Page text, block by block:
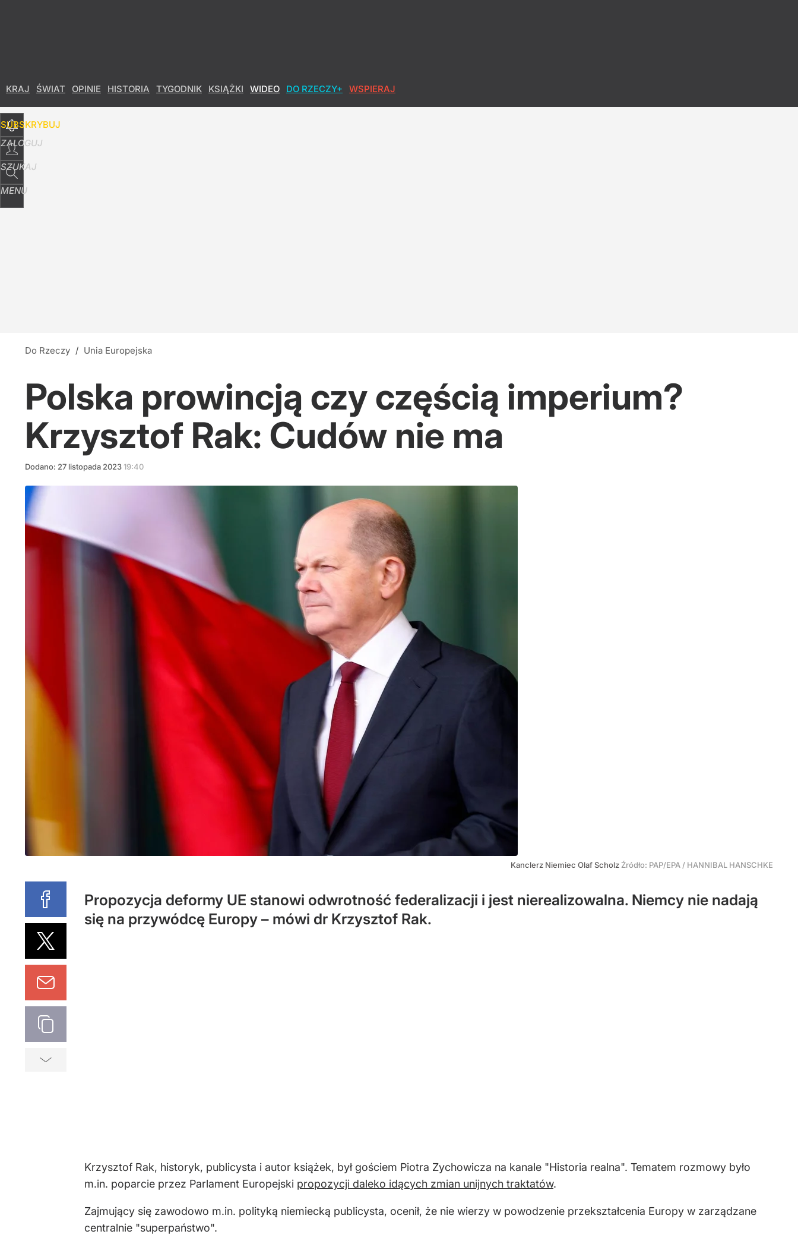
KRAJ ŚWIAT OPINIE HISTORIA TYGODNIK KSIĄŻKI WIDEO DO RZECZY+ WSPIERAJ
SUBSKRYBUJ
ZALOGUJ
SZUKAJ
MENU
Do Rzeczy / Unia Europejska
Polska prowincją czy częścią imperium?
Krzysztof Rak: Cudów nie ma
Dodano: 27 listopada 202319:40
Kanclerz Niemiec Olaf Scholz Źródło: PAP/EPA / HANNIBAL HANSCHKE
Propozycja deformy UE stanowi odwrotność federalizacji i jest nierealizowalna. Niemcy nie nadają
się na przywódcę Europy – mówi dr Krzysztof Rak.
Krzysztof Rak, historyk, publicysta i autor książek, był gościem Piotra Zychowicza na kanale "Historia realna". Tematem rozmowy było
m.in. poparcie przez Parlament Europejski propozycji daleko idących zmian unijnych traktatów.
Zajmujący się zawodowo m.in. polityką niemiecką publicysta, ocenił, że nie wierzy w powodzenie przekształcenia Europy w zarządzane
centralnie "superpaństwo".